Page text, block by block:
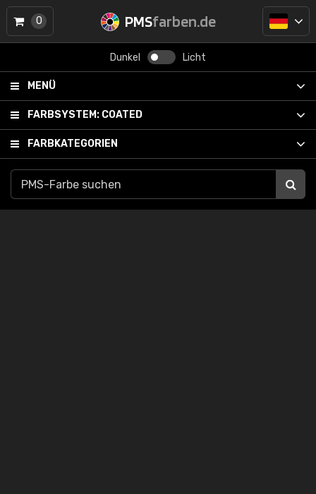
PMSfarben.de
Dunkel Licht
MENÜ
FARBSYSTEM: COATED
FARBKATEGORIEN
0